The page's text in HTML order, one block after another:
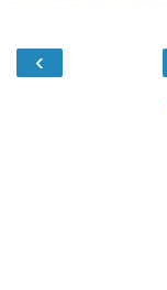
‹